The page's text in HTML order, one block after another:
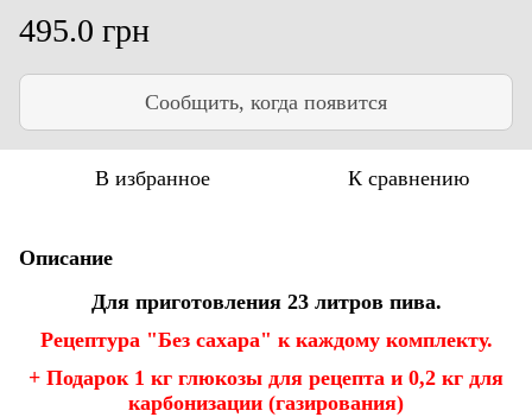
495.0 грн
Сообщить, когда появится
В избранное К сравнению
Описание
Для приготовления 23 литров пива.
Рецептура "Без сахара" к каждому комплекту.
+ Подарок 1 кг глюкозы для рецепта и 0,2 кг для
карбонизации (газирования)